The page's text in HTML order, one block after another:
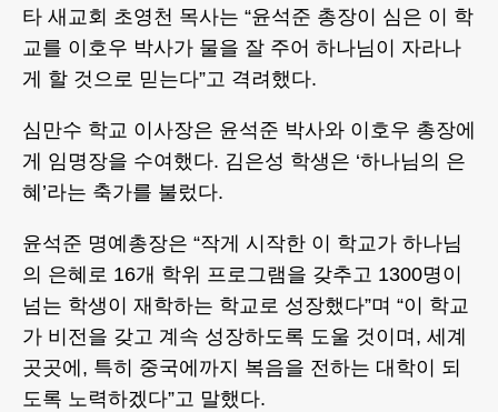
타 새교회 초영천 목사는 “윤석준 총장이 심은 이 학
교를 이호우 박사가 물을 잘 주어 하나님이 자라나
게 할 것으로 믿는다”고 격려했다.
심만수 학교 이사장은 윤석준 박사와 이호우 총장에
게 임명장을 수여했다. 김은성 학생은 ‘하나님의 은
혜’라는 축가를 불렀다.
윤석준 명예총장은 “작게 시작한 이 학교가 하나님
의 은혜로 16개 학위 프로그램을 갖추고 1300명이
넘는 학생이 재학하는 학교로 성장했다”며 “이 학교
가 비전을 갖고 계속 성장하도록 도울 것이며, 세계
곳곳에, 특히 중국에까지 복음을 전하는 대학이 되
도록 노력하겠다”고 말했다.